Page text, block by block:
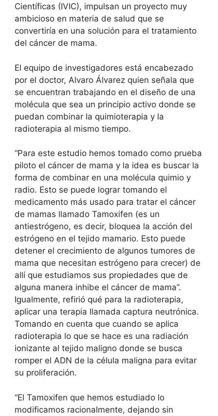
Científicas (IVIC), impulsan un proyecto muy
ambicioso en materia de salud que se
convertiría en una solución para el tratamiento
del cáncer de mama.
El equipo de investigadores está encabezado
por el doctor, Alvaro Álvarez quien señala que
se encuentran trabajando en el diseño de una
molécula que sea un principio activo donde se
puedan combinar la quimioterapia y la
radioterapia al mismo tiempo.
“Para este estudio hemos tomado como prueba
piloto el cáncer de mama y la idea es buscar la
forma de combinar en una molécula quimio y
radio. Esto se puede lograr tomando el
medicamento más usado para tratar el cáncer
de mamas llamado Tamoxifen (es un
antiestrógeno, es decir, bloquea la acción del
estrógeno en el tejido mamario. Esto puede
detener el crecimiento de algunos tumores de
mama que necesitan estrógeno para crecer) de
allí que estudiamos sus propiedades que de
alguna manera inhibe el cáncer de mama”.
Igualmente, refirió qué para la radioterapia,
aplicar una terapia llamada captura neutrónica.
Tomando en cuenta que cuando se aplica
radioterapia lo que se hace es una radiación
ionizante al tejido maligno donde se busca
romper el ADN de la célula maligna para evitar
su proliferación.
“El Tamoxifen que hemos estudiado lo
modificamos racionalmente, dejando sin